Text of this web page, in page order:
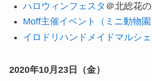
ハロウィンフェスタ ＠北総花
Moff主催イベント（ミニ動物園
イロドリハンドメイドマルシェ
2020年10月23日（金）